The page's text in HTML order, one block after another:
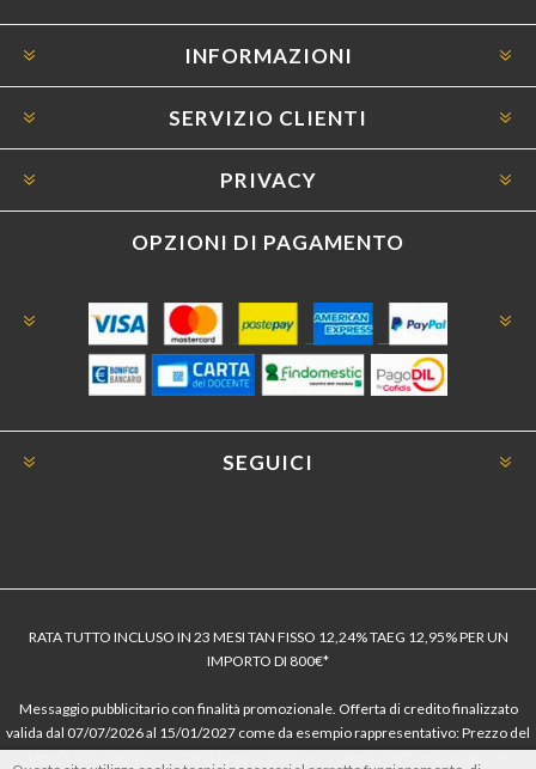
INFORMAZIONI
SERVIZIO CLIENTI
PRIVACY
OPZIONI DI PAGAMENTO
SEGUICI
RATA TUTTO INCLUSO IN 23 MESI TAN FISSO 12,24% TAEG 12,95% PER UN
IMPORTO DI 800€*
Messaggio pubblicitario con finalità promozionale. Offerta di credito finalizzato
valida dal 07/07/2026 al 15/01/2027 come da esempio rappresentativo: Prezzo del